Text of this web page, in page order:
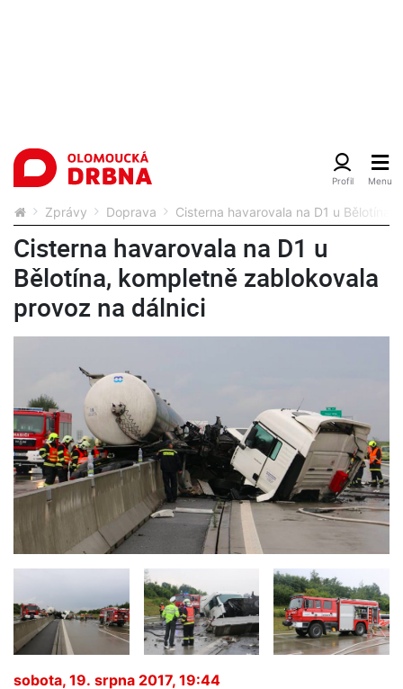
Zprávy Doprava Cisterna havarovala na D1 u
Cisterna havarovala na D1 u
Bělotína, kompletně zablokovala
provoz na dálnici
sobota, 19. srpna 2017, 19:44